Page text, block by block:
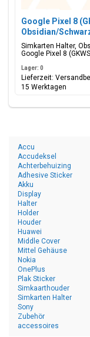
Google Pixel 8
Obsidian/
Simkarten Halter,
Google Pixel 8
Lager: 0
Lieferzeit:
15 Werktagen
Accu
Accudeksel
Achterbehuizing
Adhesive Sticker
Akku
Display
Halter
Holder
Houder
Huawei
Middle Cover
Mittel Gehäuse
Nokia
OnePlus
Plak Sticker
Simkaarthouder
Simkarten Halter
Sony
Zubehör
accessoires